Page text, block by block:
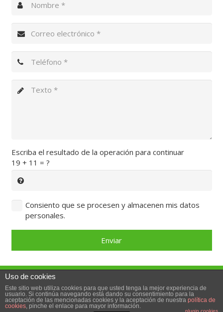
Escriba el resultado de la operación para continuar
19 + 11 = ?
Consiento que se procesen y almacenen mis datos
personales.
Enviar
Sástago, Polígono Industrial número 1, 50780 Sástago,
Zaragoza (Spain). +34 976 17 86 35
Uso de cookies
Este sitio web utiliza cookies para que usted tenga la mejor experiencia de
usuario. Si continúa navegando está dando su consentimiento para la
aceptación de las mencionadas cookies y la aceptación de nuestra política de
cookies, pinche el enlace para mayor información.
plugin cookies